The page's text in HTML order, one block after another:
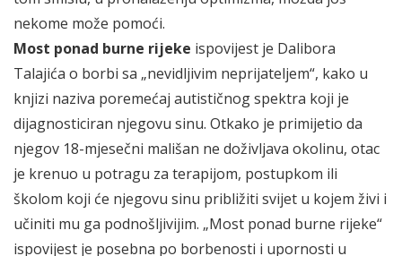
nekome može pomoći.
Most ponad burne rijeke ispovijest je Dalibora
Talajića o borbi sa „nevidljivim neprijateljem“, kako u
knjizi naziva poremećaj autističnog spektra koji je
dijagnosticiran njegovu sinu. Otkako je primijetio da
njegov 18-mjesečni mališan ne doživljava okolinu, otac
je krenuo u potragu za terapijom, postupkom ili
školom koji će njegovu sinu približiti svijet u kojem živi i
učiniti mu ga podnošljivijim. „Most ponad burne rijeke“
ispovijest je posebna po borbenosti i upornosti u